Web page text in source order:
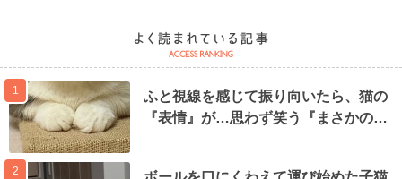
1
ふと視線を感じて振り向いたら、猫の
『表情』が…思わず笑う『まさかの…
2